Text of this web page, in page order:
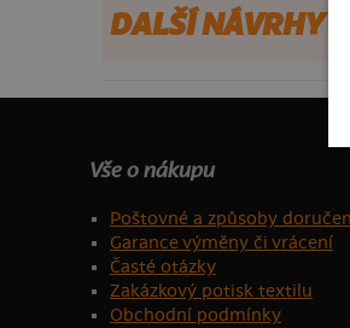
DALŠÍ NÁVRHY
Vše o nákupu
Poštovné a způsoby
Garance výměny či vrácení
Časté otázky
Zakázkový potisk textilu
Obchodní podmínky